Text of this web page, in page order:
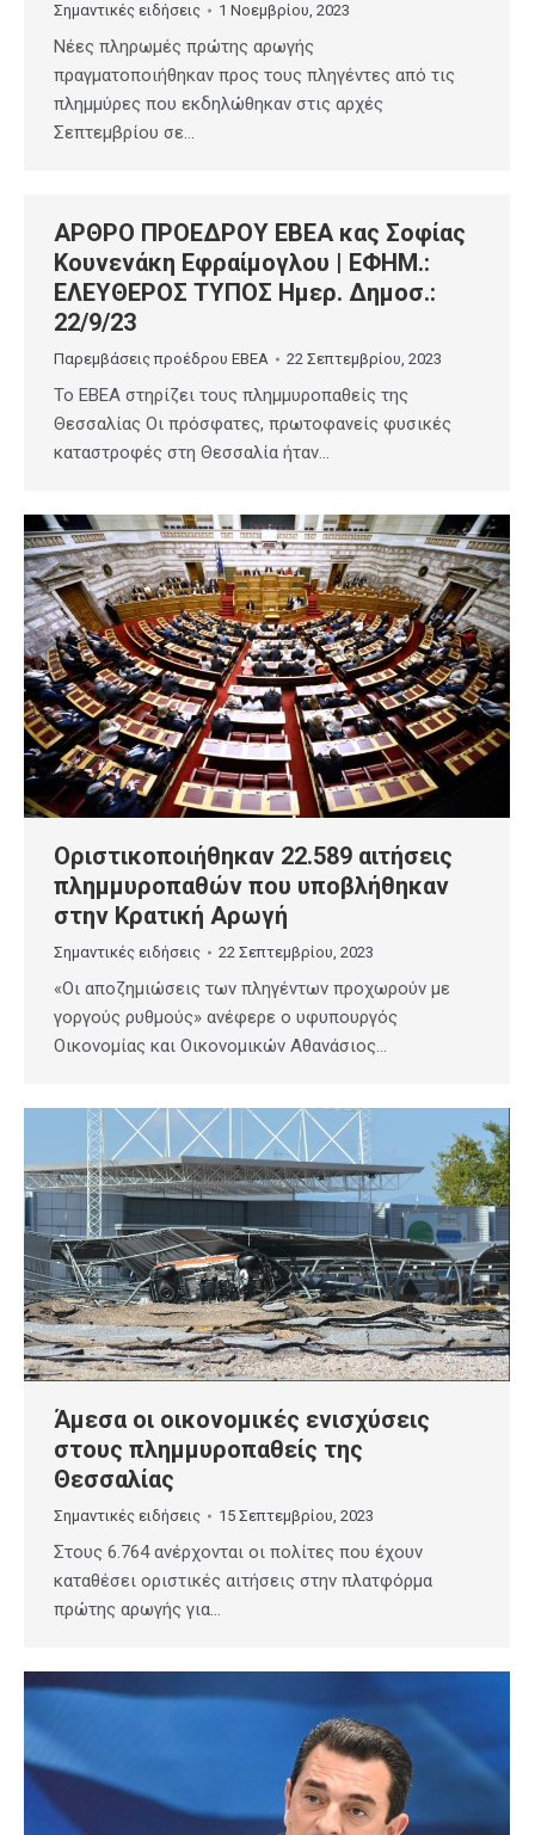
Σημαντικές ειδήσεις 1 Νοεμβρίου, 2023
Νέες πληρωμές πρώτης αρωγής
πραγματοποιήθηκαν προς τους πληγέντες από τις
πλημμύρες που εκδηλώθηκαν στις αρχές
Σεπτεμβρίου σε…
ΑΡΘΡΟ ΠΡΟΕΔΡΟΥ ΕΒΕΑ κας Σοφίας
Κουνενάκη Εφραίμογλου | ΕΦΗΜ.:
ΕΛΕΥΘΕΡΟΣ ΤΥΠΟΣ Ημερ. Δημοσ.:
22/9/23
Παρεμβάσεις προέδρου ΕΒΕΑ 22 Σεπτεμβρίου, 2023
Το ΕΒΕΑ στηρίζει τους πλημμυροπαθείς της
Θεσσαλίας Οι πρόσφατες, πρωτοφανείς φυσικές
καταστροφές στη Θεσσαλία ήταν…
Οριστικοποιήθηκαν 22.589 αιτήσεις
πλημμυροπαθών που υποβλήθηκαν
στην Κρατική Αρωγή
Σημαντικές ειδήσεις 22 Σεπτεμβρίου, 2023
«Οι αποζημιώσεις των πληγέντων προχωρούν με
γοργούς ρυθμούς» ανέφερε ο υφυπουργός
Οικονομίας και Οικονομικών Αθανάσιος…
Άμεσα οι οικονομικές ενισχύσεις
στους πλημμυροπαθείς της
Θεσσαλίας
Σημαντικές ειδήσεις 15 Σεπτεμβρίου, 2023
Στους 6.764 ανέρχονται οι πολίτες που έχουν
καταθέσει οριστικές αιτήσεις στην πλατφόρμα
πρώτης αρωγής για…